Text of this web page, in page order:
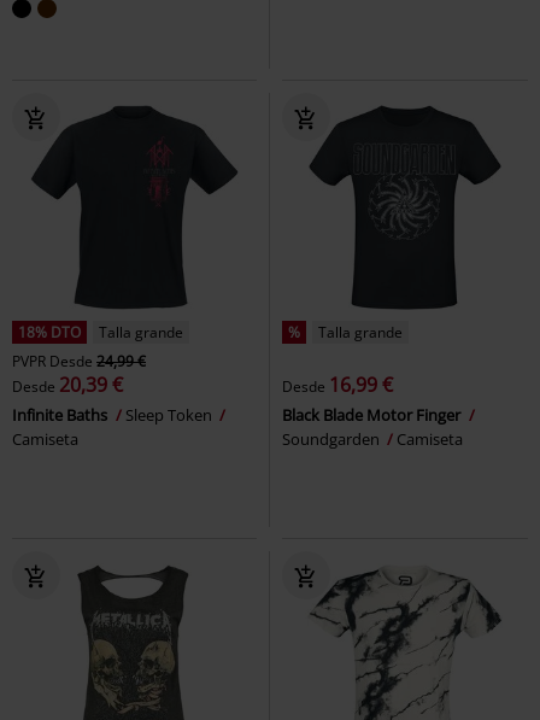
18% DTO
Talla grande
PVPR Desde 24,99 €
Desde 20,39 €
Infinite Baths
Sleep Token
Camiseta
% Talla grande
Desde 16,99 €
Black Blade Motor Finger
Soundgarden
Camiseta